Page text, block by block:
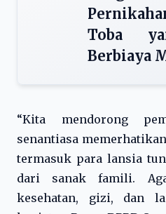
Toba
Berbiaya
“Kita mendorong
senantiasa
termasuk para lansia
dari sanak famili.
kesehatan, gizi, dan